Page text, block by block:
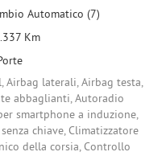
Automatico (7)
Km
Airbag laterali, Airbag testa,
abbaglianti, Autoradio
smartphone a induzione,
chiave, Climatizzatore
della corsia, Controllo